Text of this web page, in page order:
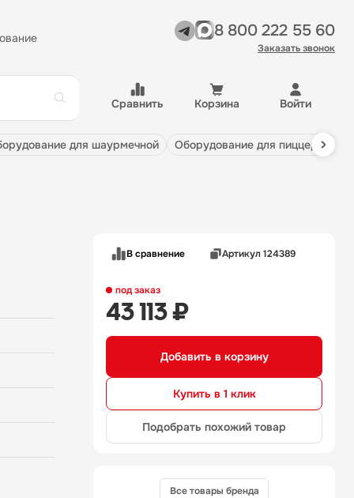
8 800 222 55 60
Заказать звонок
Сравнить Корзина Войти
для шаурмечной оборудование для пиццерии
В сравнение Артикул 124389
под заказ
43 113 ₽
Добавить в корзину
Купить в 1 клик
Подобрать похожий товар
Все товары бренда